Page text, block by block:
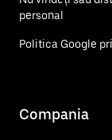
personal
Politica Google
Compania